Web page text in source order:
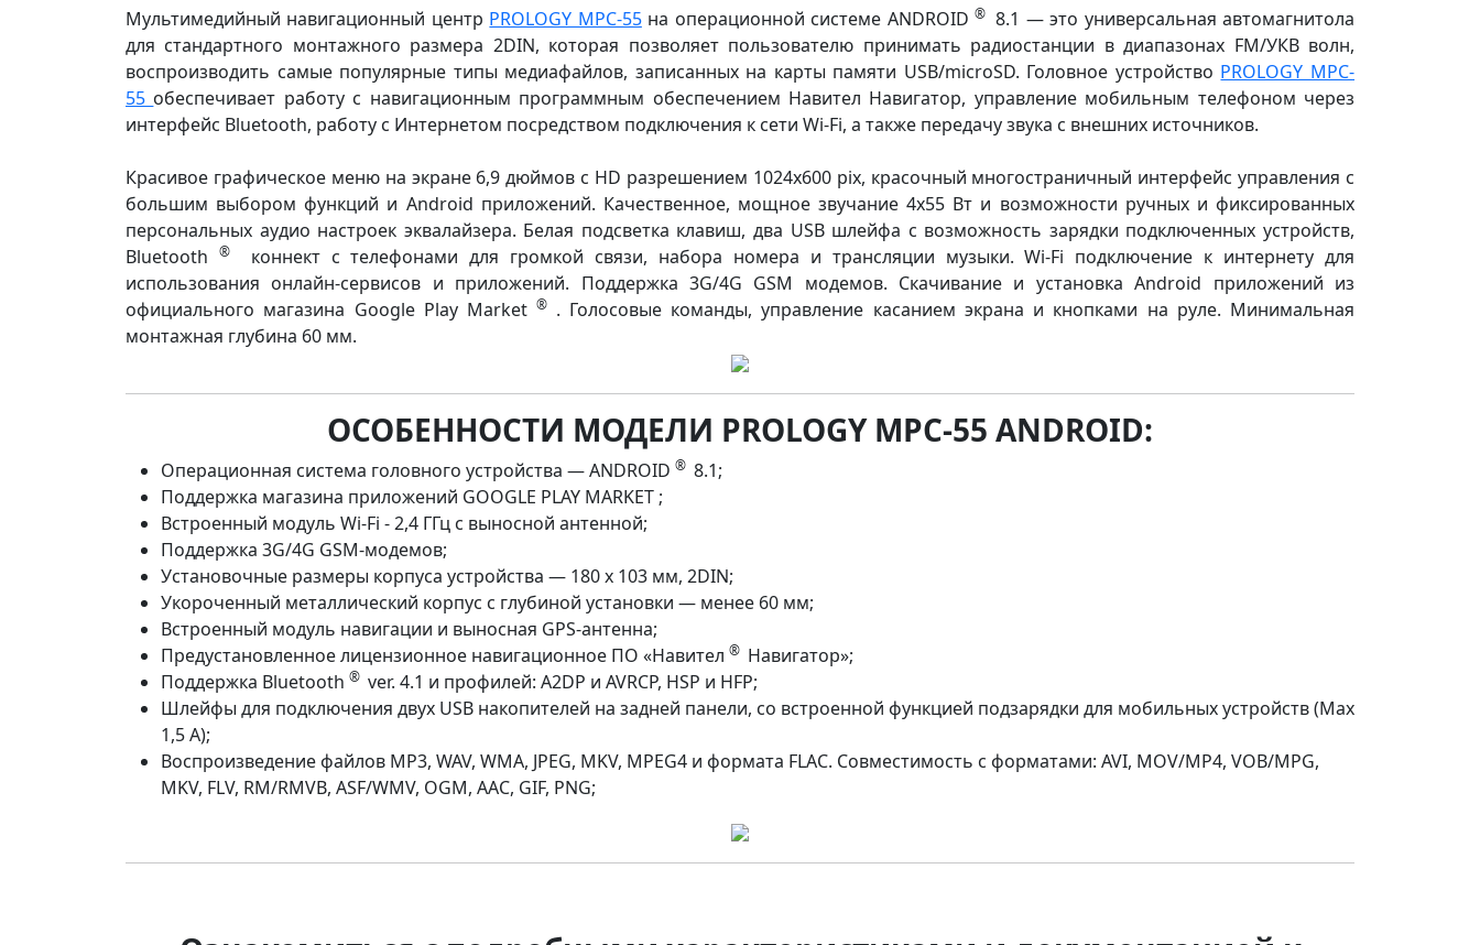
Мультимедийный навигационный центр PROLOGY MPC-55на операционной системе ANDROID® 8.1 — это универсальная автомагнитола
для стандартного монтажного размера 2DIN, которая позволяет пользователю принимать радиостанции в диапазонах FM/УКВ волн,
воспроизводить самые популярные типы медиафайлов, записанных на карты памяти USB/microSD. Головное устройство PROLOGY MPC-
55 обеспечивает работу с навигационным программным обеспечением Навител Навигатор, управление мобильным телефоном через
интерфейс Bluetooth, работу c Интернетом посредством подключения к сети Wi-Fi, а также передачу звука с внешних источников.
Красивое графическое меню на экране 6,9 дюймов с HD разрешением 1024x600 pix, красочный многостраничный интерфейс управления с
большим выбором функций и Android приложений. Качественное, мощное звучание 4x55 Вт и возможности ручных и фиксированных
персональных аудио настроек эквалайзера. Белая подсветка клавиш, два USB шлейфа с возможность зарядки подключенных устройств,
Bluetooth
®
коннект с телефонами для громкой связи, набора номера и трансляции музыки. Wi-Fi подключение к интернету для
использования онлайн-сервисов и приложений. Поддержка 3G/4G GSM модемов. Скачивание и установка Android приложений из
официального магазина Google Play Market® . Голосовые команды, управление касанием экрана и кнопками на руле. Минимальная
монтажная глубина 60 мм.
ОСОБЕННОСТИ МОДЕЛИ PROLOGY MPC-55 ANDROID:
Операционная система головного устройства — ANDROID ® 8.1;
Поддержка магазина приложений GOOGLE PLAY MARKET ;
Встроенный модуль Wi-Fi - 2,4 ГГц с выносной антенной;
Поддержка 3G/4G GSM-модемов;
Установочные размеры корпуса устройства — 180 x 103 мм, 2DIN;
Укороченный металлический корпус с глубиной установки — менее 60 мм;
Встроенный модуль навигации и выносная GPS-антенна;
Предустановленное лицензионное навигационное ПО «Навител ® Навигатор»;
Поддержка Bluetooth ® ver. 4.1 и профилей: A2DP и AVRCP, HSP и HFP;
Шлейфы для подключения двух USB накопителей на задней панели, со встроенной функцией подзарядки для мобильных устройств (Мах
1,5 А);
Воспроизведение файлов MP3, WAV, WMA, JPEG, MKV, MPEG4 и формата FLAC. Совместимость с форматами: AVI, MOV/MP4, VOB/MPG,
MKV, FLV, RM/RMVB, ASF/WMV, OGM, AAC, GIF, PNG;